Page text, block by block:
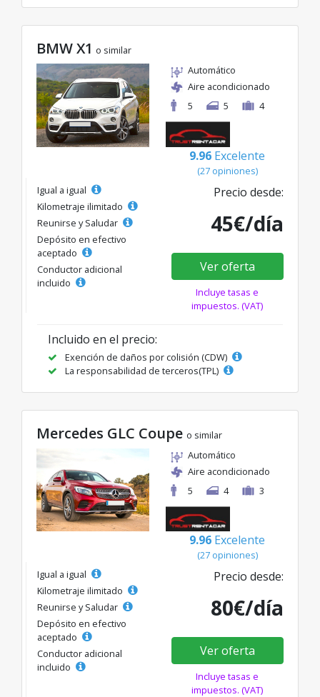
BMW X1 o similar
Automático
Aire acondicionado
5
5 4
9.96 Excelente
(27 opiniones)
Igual a igual
Kilometraje ilimitado
Reunirse y Saludar
Depósito en efectivo
aceptado
Conductor adicional
incluido
Precio desde:
45€/día
Ver oferta
Incluye tasas e
impuestos. (VAT)
Incluido en el precio:
Exención de daños por colisión (CDW)
La responsabilidad de terceros(TPL)
Mercedes GLC Coupe o similar
Automático
Aire acondicionado
5
4 3
9.96 Excelente
(27 opiniones)
Igual a igual
Kilometraje ilimitado
Reunirse y Saludar
Depósito en efectivo
aceptado
Conductor adicional
incluido
Precio desde:
80€/día
Ver oferta
Incluye tasas e
impuestos. (VAT)